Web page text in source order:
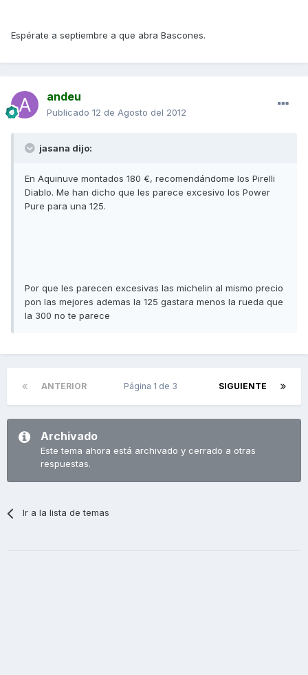
Espérate a septiembre a que abra Bascones.
andeu
Publicado 12 de Agosto del 2012
jasana dijo:
En Aquinuve montados 180 €, recomendándome los Pirelli
Diablo. Me han dicho que les parece excesivo los Power
Pure para una 125.
Por que les parecen excesivas las michelin al mismo precio
pon las mejores ademas la 125 gastara menos la rueda que
la 300 no te parece
ANTERIOR SIGUIENTE
Página 1 de 3
Archivado
Este tema ahora está archivado y cerrado a otras
respuestas.
Ir a la lista de temas